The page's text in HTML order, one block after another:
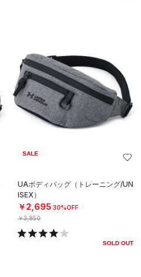
SALE
UAボディバッグ（トレーニング/UN
ISEX）
￥2,695 30%OFF
￥3,850
SOLD OUT